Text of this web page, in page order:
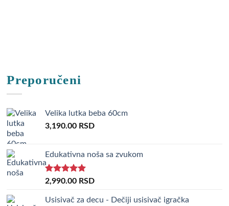
Preporučeni
Velika lutka beba 60cm
3,190.00 RSD
Edukativna noša sa zvukom
Rated5.00
2,990.00 RSD
Usisivač za decu - Dečiji usisivač igračka